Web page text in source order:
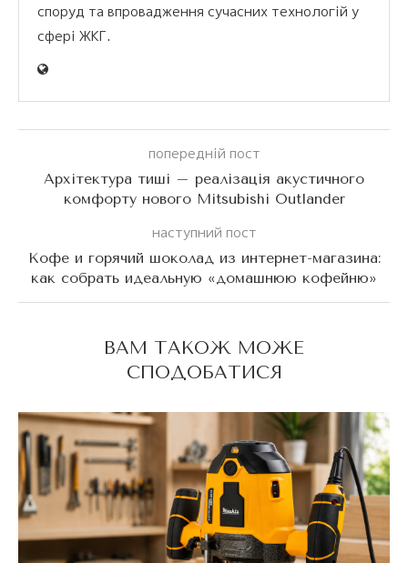
споруд та впровадження сучасних технологій у
сфері ЖКГ.
попередній пост
Архітектура тиші – реалізація акустичного
комфорту нового Mitsubishi Outlander
наступний пост
Кофе и горячий шоколад из интернет-магазина:
как собрать идеальную «домашнюю кофейню»
ВАМ ТАКОЖ МОЖЕ
СПОДОБАТИСЯ